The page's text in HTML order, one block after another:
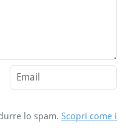
lo spam. Scopri come i